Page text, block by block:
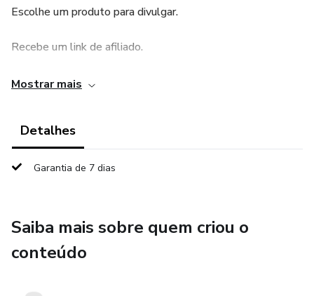
Escolhe um produto para divulgar.
Recebe um link de afiliado.
Divulga na internet.
comissão.
💰 Comissões normalmente variam
Mostrar mais
Detalhes
Garantia de 7 dias
Saiba mais sobre quem criou o
conteúdo